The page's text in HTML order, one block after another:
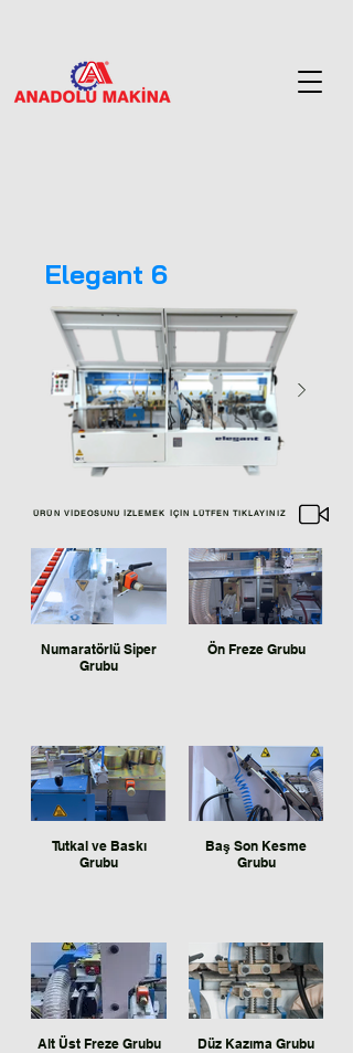
ÜRÜN VİDEOSUNU İZLEMEK İÇİN LÜTFEN TIKLAYINIZ
Numaratörlü Siper
Grubu
Ön Freze Grubu
Tutkal ve Baskı
Grubu
Baş Son Kesme
Grubu
Alt Üst Freze Grubu Düz Kazıma Grubu